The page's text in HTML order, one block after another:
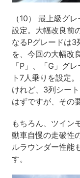
（10） 最上級グ
設定。大幅改良前
なるPグレードは3
を、今回の大幅改
「P」、「G」グ
ト7人乗りを設定
けれど、3列シー
はずですが、その
もちろん、ツイン
動車自慢の走破性
ルラウンダー性能
す。